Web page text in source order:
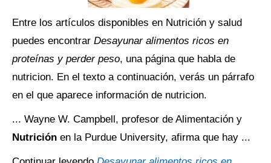
Entre los artículos disponibles en Nutrición y salud
puedes encontrar Desayunar alimentos ricos en
proteínas y perder peso, una página que habla de
nutricion. En el texto a continuación, verás un párrafo
en el que aparece información de nutricion.
... Wayne W. Campbell, profesor de Alimentación y
Nutrición en la Purdue University, afirma que hay ...